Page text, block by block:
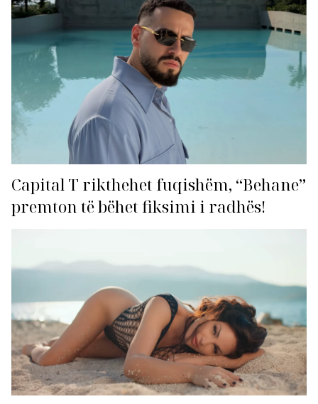
Capital T rikthehet fuqishëm, “Behane”
premton të bëhet fiksimi i radhës!